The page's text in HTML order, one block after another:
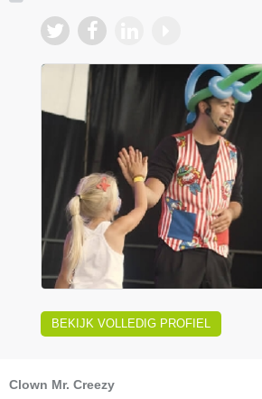
BEKIJK VOLLEDIG PROFIEL
Clown Mr. Creezy